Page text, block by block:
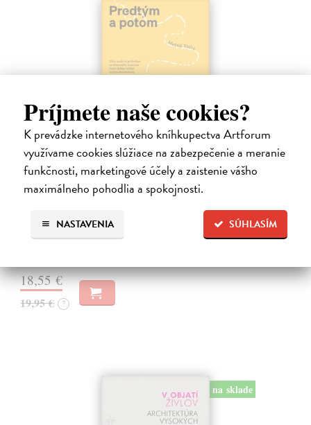
Príjmete naše cookies?
K prevádzke internetového kníhkupectva Artforum
využívame cookies slúžiace na zabezpečenie a meranie
funkčnosti, marketingové účely a zaistenie vášho
maximálneho pohodlia a spokojnosti.
SÚHLASÍM
NASTAVENIA
Predtým a potom
Vallo Matúš
| Kniha
Predtým tu bola vízia skupiny nadšencov, ktorí chceli premeniť
hlavné mesto Slovenska na modernú európsku metropolu. Dnes je tu
Bratislava a jej primátor Matúš Vallo, ktorí ukazujú, že aj zdanlivo
naivné…
18,55 €
19,95 € ?
na sklade